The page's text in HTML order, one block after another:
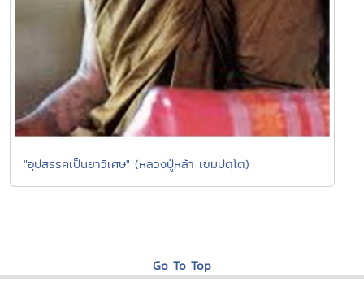
"อุปสรรคเป็นยาวิเศษ" (หลวงปู่หล้า เขมปตฺโต)
Go To Top